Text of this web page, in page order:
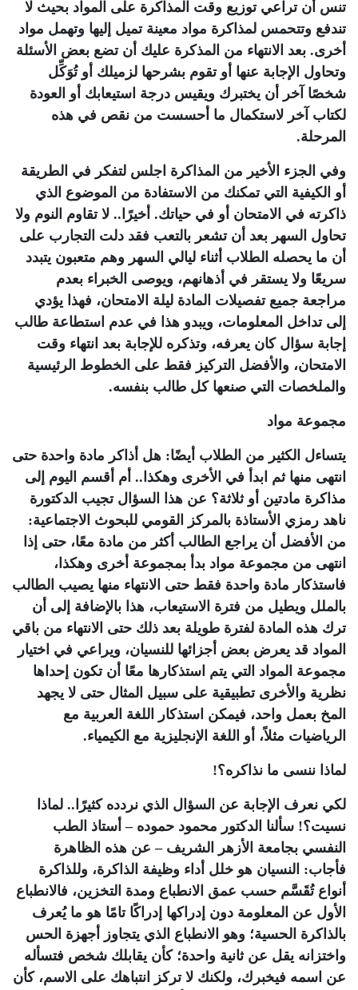
تنس أن تراعي توزيع وقت المذاكرة على المواد بحيث لا
تندفع وتتحمس لمذاكرة مواد معينة تميل إليها وتهمل مواد
أخرى. بعد الانتهاء من المذكرة عليك أن تضع بعض الأسئلة
وتحاول الإجابة عنها أو تقوم بشرحها لزميلك أو تُوَكِّل
شخصًا آخر أن يختبرك ويقيس درجة استيعابك أو العودة
لكتاب آخر لاستكمال ما أحسست من نقص في هذه
المرحلة.
وفي الجزء الأخير من المذاكرة اجلس لتفكر في الطريقة
أو الكيفية التي تمكنك من الاستفادة من الموضوع الذي
ذاكرته في الامتحان أو في حياتك. أخيرًا.. لا تقاوم النوم ولا
تحاول السهر بعد أن تشعر بالتعب فقد دلت التجارب على
أن ما يحصله الطلاب أثناء ليالي السهر وهم متعبون يتبدد
سريعًا ولا يستقر في أذهانهم، ويوصى الخبراء بعدم
مراجعة جميع تفصيلات المادة ليلة الامتحان، فهذا يؤدي
إلى تداخل المعلومات، ويبدو هذا في عدم استطاعة طالب
إجابة سؤال كان يعرفه، وتذكره للإجابة بعد انتهاء وقت
الامتحان، والأفضل التركيز فقط على الخطوط الرئيسية
والملخصات التي صنعها كل طالب بنفسه.
مجموعة مواد
يتساءل الكثير من الطلاب أيضًا: هل أذاكر مادة واحدة حتى
انتهى منها ثم ابدأ في الأخرى وهكذا.. أم أقسم اليوم إلى
مذاكرة مادتين أو ثلاثة؟ عن هذا السؤال تجيب الدكتورة
ناهد رمزي الأستاذة بالمركز القومي للبحوث الاجتماعية:
من الأفضل أن يراجع الطالب أكثر من مادة معًا، حتى إذا
انتهى من مجموعة مواد بدأ بمجموعة أخرى وهكذا،
فاستذكار مادة واحدة فقط حتى الانتهاء منها يصيب الطالب
بالملل ويطيل من فترة الاستيعاب، هذا بالإضافة إلى أن
ترك هذه المادة لفترة طويلة بعد ذلك حتى الانتهاء من باقي
المواد قد يعرض بعض أجزائها للنسيان، ويراعي في اختيار
مجموعة المواد التي يتم استذكارها معًا أن تكون إحداها
نظرية والأخرى تطبيقية على سبيل المثال حتى لا يجهد
المخ بعمل واحد، فيمكن استذكار اللغة العربية مع
الرياضيات مثلاً، أو اللغة الإنجليزية مع الكيمياء.
لماذا ننسى ما نذاكره؟!
لكي نعرف الإجابة عن السؤال الذي نردده كثيرًا.. لماذا
نسيت؟! سألنا الدكتور محمود حموده – أستاذ الطب
النفسي بجامعة الأزهر الشريف – عن هذه الظاهرة
فأجاب: النسيان هو خلل أداء وظيفة الذاكرة، وللذاكرة
أنواع تُقَسَّم حسب عمق الانطباع ومدة التخزين، فالانطباع
الأول عن المعلومة دون إدراكها إدراكًا تامًا هو ما يُعرف
بالذاكرة الحسية؛ وهو الانطباع الذي يتجاوز أجهزة الحس
واختزانه يقل عن ثانية واحدة؛ كأن يقابلك شخص فتسأله
عن اسمه فيخبرك، ولكنك لا تركز انتباهك على الاسم، كأن